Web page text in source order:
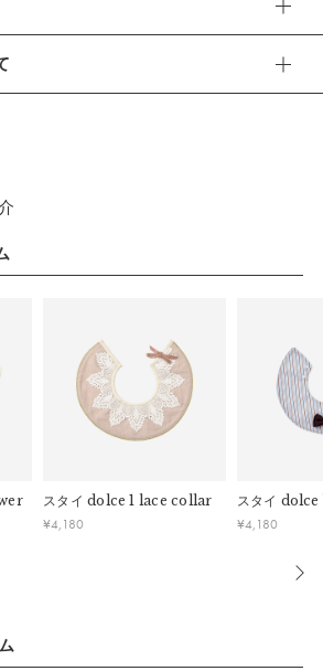
遊び心を添えて。
す。ご自宅で簡単にお手入れができま
でコーディネートがクラスアップ。お呼
。
イテムです。日常シーンから大切な日ま
に。
日(木) 〜 16日(日)
の再開について】
問い合わせやご注文につきましては、翌
せていただきます。
は、【営業日から当日】の発送となりま
べき内容がある場合については発送日が
ため、あらかじめご了承ください。
品・交換
。
いなどによる返品の場合でも、長期経過
させていただきます。
承お願いします。
ましたらお気軽にお問い合わせくださ
スタイ dolce 1 lace collar
¥4,180
スタイ dolce
¥4,180